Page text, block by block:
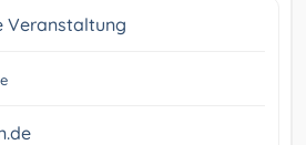
Veranstaltung